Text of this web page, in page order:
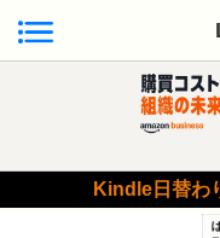
Kindle日替わ